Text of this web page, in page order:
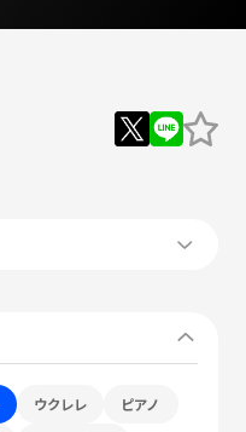
ウクレレ ピアノ